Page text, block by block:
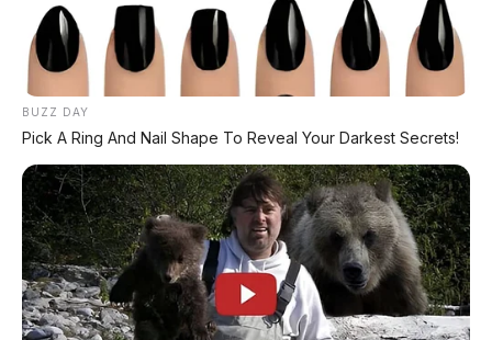
Peluncuran bus listrik ini berlangsung di ajang
Busworld Southeast Asia 2026di JIExpo Kemayoran
pada 20 Mei 2026. Turut hadir legenda hidup Persija,
Bambang Pamungkas yang kini menjabat sebagai
akrab disapa Bepe itu menyampaikan visi besar klub.
"Sesuai visi misi Pak Panca sebagai presiden, jika
sebagai klub Persija harus terus bertumbuh,
bergerak maju, dan lebih profesional, maka
pembelian armada bus baru dengan teknologi EV
BUZZ DAY
Pick A Ring And Nail Shape To Reveal Your Darkest Secrets!